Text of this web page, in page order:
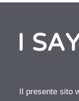
Il presente sito